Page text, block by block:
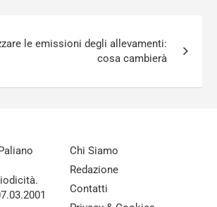
le emissioni degli allevamenti:
cosa cambierà
Chi Siamo
Redazione
Contatti